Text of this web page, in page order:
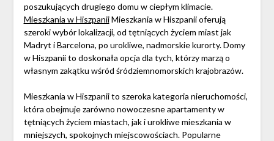
poszukujących drugiego domu w ciepłym klimacie.
Mieszkania w HiszpaniiMieszkania w Hiszpanii oferują
szeroki wybór lokalizacji, od tętniących życiem miast jak
Madryt i Barcelona, po urokliwe, nadmorskie kurorty. Domy
w Hiszpanii to doskonała opcja dla tych, którzy marzą o
własnym zakątku wśród śródziemnomorskich krajobrazów.
Mieszkania w Hiszpanii to szeroka kategoria nieruchomości,
która obejmuje zarówno nowoczesne apartamenty w
tętniących życiem miastach, jak i urokliwe mieszkania w
mniejszych, spokojnych miejscowościach. Popularne